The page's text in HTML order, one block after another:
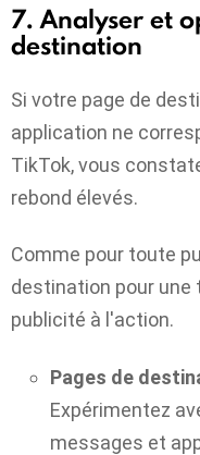
7. Analyser et
destination
Si votre page de
application ne
TikTok, vous
rebond élevés.
Comme pour toute
destination pour
publicité à l'action.
Pages de
Expérimentez
messages et